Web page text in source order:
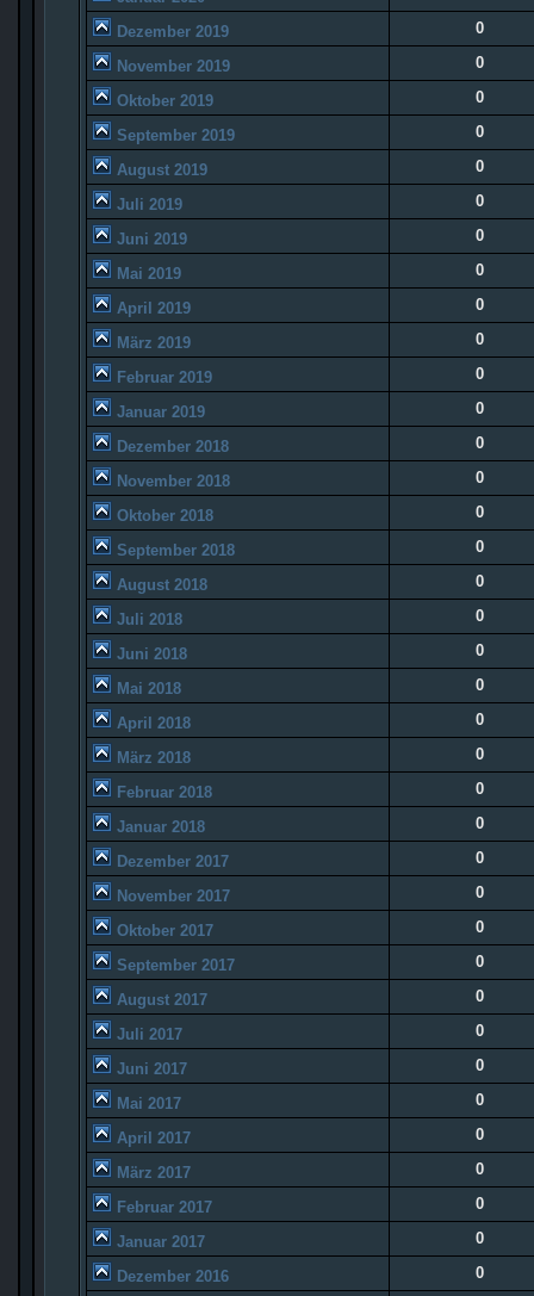
Dezember 2019 0
November 2019 0
Oktober 2019 0
September 2019 0
August 2019 0
Juli 2019 0
Juni 2019 0
Mai 2019 0
April 2019 0
März 2019 0
Februar 2019 0
Januar 2019 0
Dezember 2018 0
November 2018 0
Oktober 2018 0
September 2018 0
August 2018 0
Juli 2018 0
Juni 2018 0
Mai 2018 0
April 2018 0
März 2018 0
Februar 2018 0
Januar 2018 0
Dezember 2017 0
November 2017 0
Oktober 2017 0
September 2017 0
August 2017 0
Juli 2017 0
Juni 2017 0
Mai 2017 0
April 2017 0
März 2017 0
Februar 2017 0
Januar 2017 0
Dezember 2016 0